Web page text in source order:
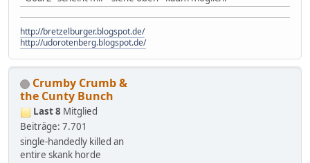
http://bretzelburger.blogspot.de/
http://udorotenberg.blogspot.de/
Crumby Crumb &
the Cunty Bunch
Last 8 Mitglied
Beiträge: 7.701
single-handedly killed an
entire skank horde